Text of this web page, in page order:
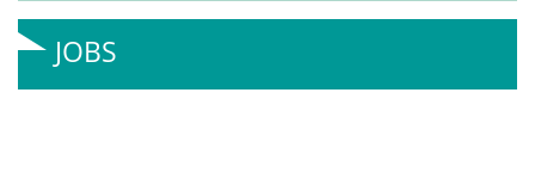
JOBS